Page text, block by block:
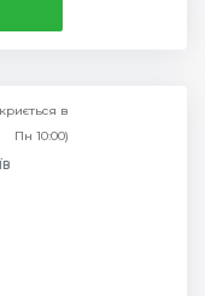
в
Пн 10:00)